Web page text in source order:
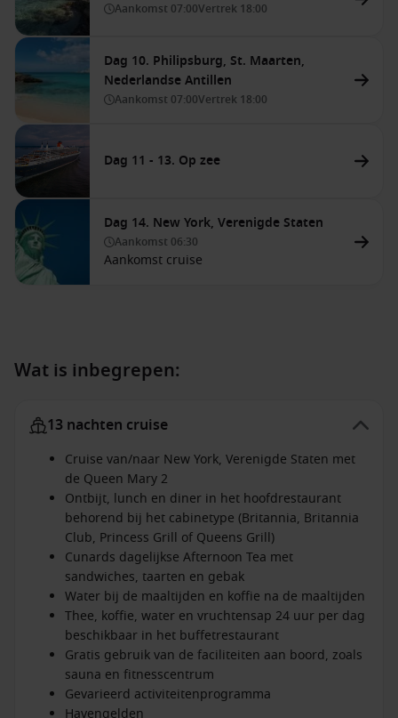
Aankomst 07:00Vertrek 18:00
Dag 10. Philipsburg, St. Maarten,
Nederlandse Antillen
Aankomst 07:00Vertrek 18:00
Dag 11 - 13. Op zee
Dag 14. New York, Verenigde Staten
Aankomst 06:30
Aankomst cruise
Wat is inbegrepen:
13 nachten cruise
Cruise van/naar New York, Verenigde Staten met
de Queen Mary 2
Ontbijt, lunch en diner in het hoofdrestaurant
behorend bij het cabinetype (Britannia, Britannia
Club, Princess Grill of Queens Grill)
Cunards dagelijkse Afternoon Tea met
sandwiches, taarten en gebak
Water bij de maaltijden en koffie na de maaltijden
Thee, koffie, water en vruchtensap 24 uur per dag
beschikbaar in het buffetrestaurant
Gratis gebruik van de faciliteiten aan boord, zoals
sauna en fitnesscentrum
Gevarieerd activiteitenprogramma
Havengelden